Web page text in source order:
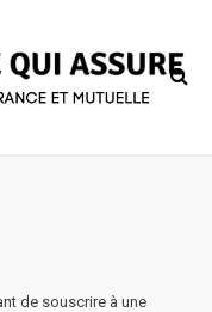
de souscrire à une